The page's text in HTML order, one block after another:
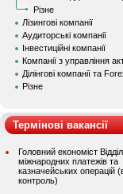
Різне
Лізингові компанії
Аудиторські компанії
Інвестиційні компанії
Компанії з управління
Ділінгові компанії та
Різне
Термінові вакансії
Головний економіст
міжнародних платежів та
казначейських операцій
контроль)